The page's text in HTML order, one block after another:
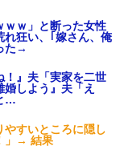
ｗｗ」と断った女性
れ狂い、｢嫁さん、俺
た→
！』夫「実家を二世
しよう』夫「え
…
やすいところに隠し
」→ 結果